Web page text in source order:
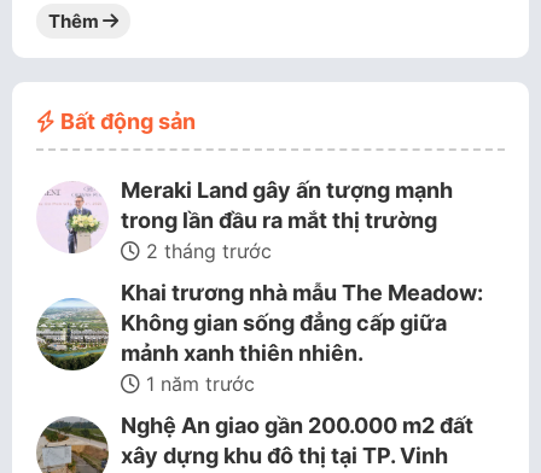
Thêm
Bất động sản
Meraki Land gây ấn tượng mạnh
trong lần đầu ra mắt thị trường
2 tháng trước
Khai trương nhà mẫu The Meadow:
Không gian sống đẳng cấp giữa
mảnh xanh thiên nhiên.
1 năm trước
Nghệ An giao gần 200.000 m2 đất
xây dựng khu đô thị tại TP. Vinh